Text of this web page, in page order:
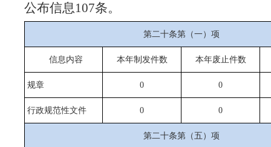
公布信息107条。
第二十条第（一）项
信息内容 本年制发件数 本年废止件数
规章 0 0
行政规范性文件 0 0
第二十条第（五）项